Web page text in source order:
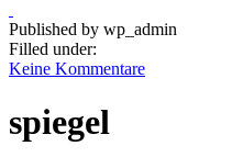
Published by wp_admin
Filled under:
Keine Kommentare
spiegel